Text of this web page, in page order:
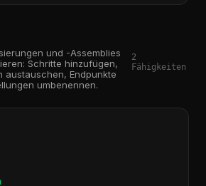
und -Assemblies
Schritte hinzufügen,
austauschen, Endpunkte
umbenennen.
2
Fähigkeiten